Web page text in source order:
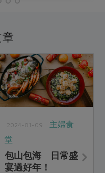
2024-01-09
主婦食
堂
包山包海 日常盛
宴過好年！